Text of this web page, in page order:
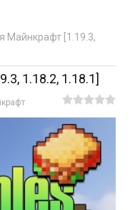
Регистрация
Майнкрафт [1.19.3,
1.18.2, 1.18.1]